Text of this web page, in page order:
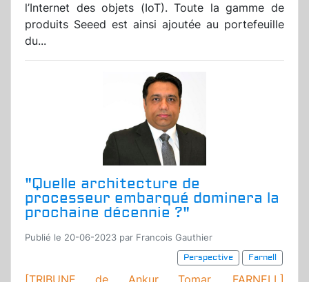
l’Internet des objets (IoT). Toute la gamme de
produits Seeed est ainsi ajoutée au portefeuille
du...
"Quelle architecture de
processeur embarqué dominera la
prochaine décennie ?"
Publié le 20-06-2023 par Francois Gauthier
Perspective
Farnell